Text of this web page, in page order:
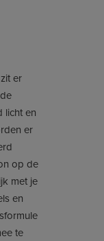
er
licht en
er
op de
met je
en
te